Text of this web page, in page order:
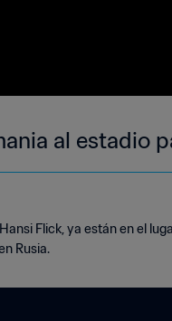
al estadio
Flick, ya están en el
Rusia.